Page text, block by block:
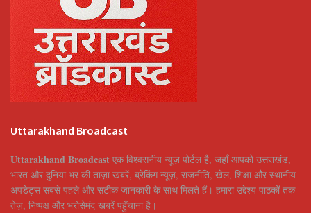
Uttarakhand Broadcast
Uttarakhand Broadcast एक विश्वसनीय न्यूज़ पोर्टल है, जहाँ आपको उत्तराखंड,
भारत और दुनिया भर की ताज़ा खबरें, ब्रेकिंग न्यूज़, राजनीति, खेल, शिक्षा और स्थानीय
अपडेट्स सबसे पहले और सटीक जानकारी के साथ मिलते हैं। हमारा उद्देश्य पाठकों तक
तेज़, निष्पक्ष और भरोसेमंद खबरें पहुँचाना है।